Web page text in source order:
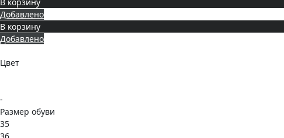
Добавлено
В корзину
Добавлено
Цвет
-
Размер обуви
35